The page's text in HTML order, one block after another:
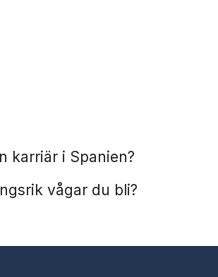
karriär i Spanien?
vågar du bli?